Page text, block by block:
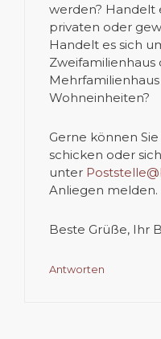
werden? Handelt
privaten oder
Handelt es sich
Zweifamilienhaus
Wohneinheiten?
Gerne können
schicken oder
unter
Anliegen melden.
Beste Grüße, Ihr
Antworten